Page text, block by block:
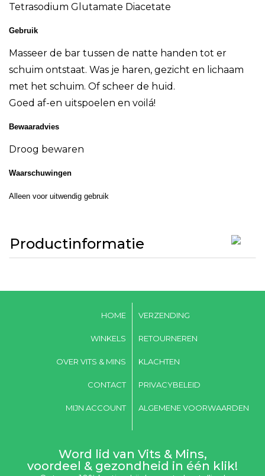
Tetrasodium Glutamate Diacetate
Gebruik
Masseer de bar tussen de natte handen tot er
schuim ontstaat. Was je haren, gezicht en lichaam
met het schuim. Of scheer de huid.
Goed af-en uitspoelen en voilá!
Bewaaradvies
Droog bewaren
Waarschuwingen
Alleen voor uitwendig gebruik
Productinformatie
HOME
WINKELS
OVER VITS & MINS
CONTACT
MIJN ACCOUNT
VERZENDING
RETOURNEREN
KLACHTEN
PRIVACYBELEID
ALGEMENE VOORWAARDEN
Word lid van Vits & Mins,
voordeel & gezondheid in één klik!